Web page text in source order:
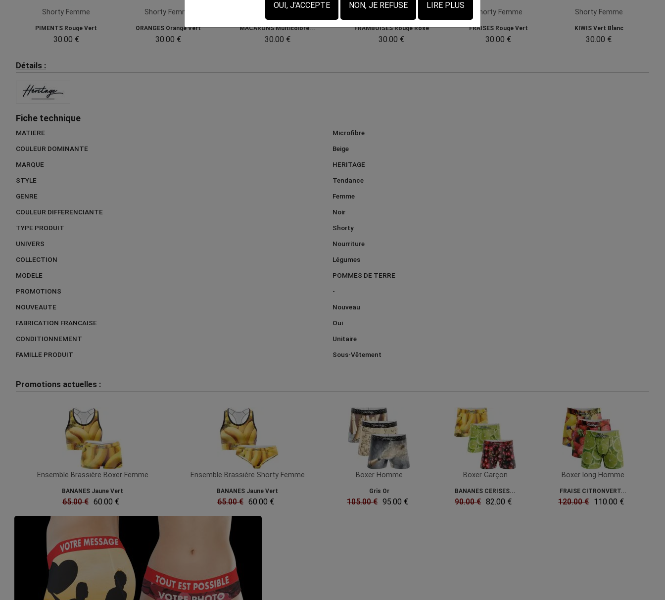
Shorty Femme
PIMENTS Rouge Vert
30.00 €
Shorty Femme
ORANGES Orange Vert
30.00 €
MACARONS Multicolore...
30.00 €
FRAMBOISES Rouge Rose
30.00 €
Shorty Femme
FRAISES Rouge Vert
30.00 €
Shorty Femme
KIWIS Vert Blanc
30.00 €
Détails :
Fiche technique
MATIERE
Microfibre
COULEUR DOMINANTE
Beige
MARQUE
HERITAGE
STYLE
Tendance
GENRE
Femme
COULEUR DIFFERENCIANTE
Noir
TYPE PRODUIT
Shorty
UNIVERS
Nourriture
COLLECTION
Légumes
MODELE
POMMES DE TERRE
PROMOTIONS
-
NOUVEAUTE
Nouveau
FABRICATION FRANCAISE
Oui
CONDITIONNEMENT
Unitaire
FAMILLE PRODUIT
Sous-Vêtement
Promotions actuelles :
Ensemble Brassière Boxer Femme
BANANES Jaune Vert
65.00 € 60.00 €
Ensemble Brassière Shorty Femme
BANANES Jaune Vert
65.00 € 60.00 €
Boxer Homme
Gris Or
105.00 € 95.00 €
Boxer Garçon
BANANES CERISES...
90.00 € 82.00 €
Boxer long Homme
FRAISE CITRONVERT...
120.00 € 110.00 €
OUI, J'ACCEPTE NON, JE REFUSE LIRE PLUS